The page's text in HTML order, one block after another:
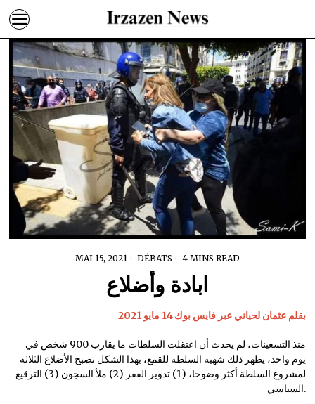
MAI 15, 2021 DÉBATS 4 MINS READ
ابادة وأضلاع
بقلم عثمان لحياني عبر فايس بوك 14 مايو 2021
منذ التسعينات، لم يحدث أن اعتقلت السلطات ما يقارب 900 شخص في
يوم واحد، يظهر ذلك شهية السلطة للقمع، بهذا الشكل تصبح الأضلاع الثلاثة
لمشروع السلطة أكثر وضوحا، (1) تدوير الفقر (2) ملأ السجون (3) الترقيع
السياسي.